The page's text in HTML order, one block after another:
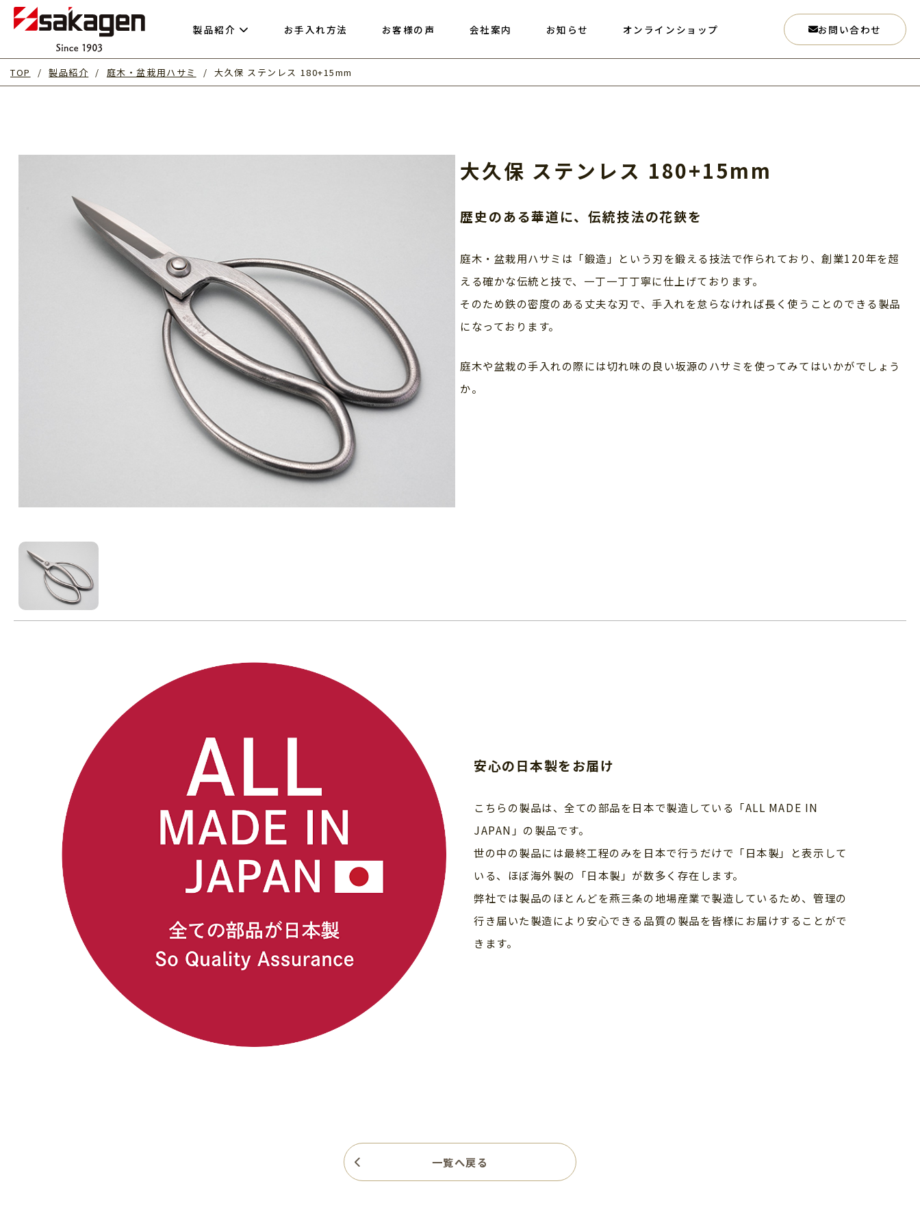
製品紹介 お手入れ方法 お客様の声 会社案内 お知らせ オンラインショップ お問い合わせ
TOP 製品紹介 庭木・盆栽用ハサミ 大久保 ステンレス 180+15mm
大久保 ステンレス 180+15mm
歴史のある華道に、伝統技法の花鋏を
庭木・盆栽用ハサミは「鍛造」という刃を鍛える技法で作られており、創業120年を超
える確かな伝統と技で、一丁一丁丁寧に仕上げております。
そのため鉄の密度のある丈夫な刃で、手入れを怠らなければ長く使うことのできる製品
になっております。
庭木や盆栽の手入れの際には切れ味の良い坂源のハサミを使ってみてはいかがでしょう
か。
安心の日本製をお届け
こちらの製品は、全ての部品を日本で製造している「ALL MADE IN
JAPAN」の製品です。
世の中の製品には最終工程のみを日本で行うだけで「日本製」と表示して
いる、ほぼ海外製の「日本製」が数多く存在します。
弊社では製品のほとんどを燕三条の地場産業で製造しているため、管理の
行き届いた製造により安心できる品質の製品を皆様にお届けすることがで
きます。
一覧へ戻る